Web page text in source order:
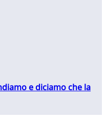
e diciamo che la